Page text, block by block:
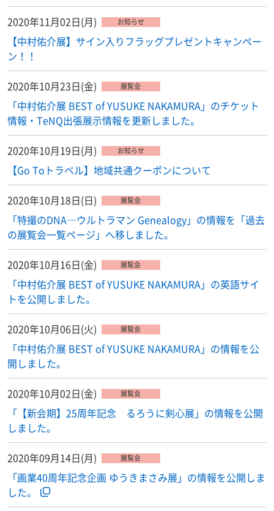
2020年11月02日(月) お知らせ
【中村佑介展】サイン入りフラッグプレゼントキャンペー
ン！！
2020年10月23日(金) 展覧会
「中村佑介展 BEST of YUSUKE NAKAMURA」のチケット
情報・TeNQ出張展示情報を更新しました。
2020年10月19日(月) お知らせ
【Go Toトラベル】地域共通クーポンについて
2020年10月18日(日) 展覧会
「特撮のDNA―ウルトラマン Genealogy」の情報を「過去
の展覧会一覧ページ」へ移しました。
2020年10月16日(金) 展覧会
「中村佑介展 BEST of YUSUKE NAKAMURA」の英語サイ
トを公開しました。
2020年10月06日(火) 展覧会
「中村佑介展 BEST of YUSUKE NAKAMURA」の情報を公
開しました。
2020年10月02日(金) 展覧会
「【新会期】25周年記念 るろうに剣心展」の情報を公開
しました。
2020年09月14日(月) 展覧会
「画業40周年記念企画 ゆうきまさみ展」の情報を公開しま
した。